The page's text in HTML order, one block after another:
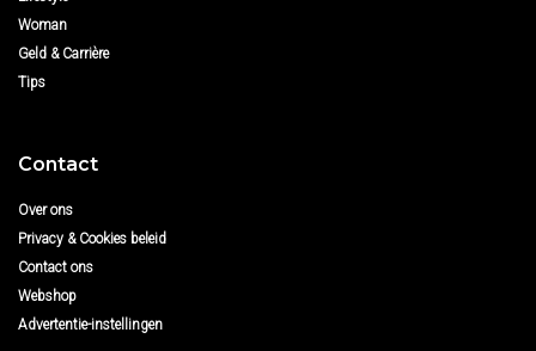
Woman
Geld & Carrière
Tips
Contact
Over ons
Privacy & Cookies beleid
Contact ons
Webshop
Advertentie-instellingen